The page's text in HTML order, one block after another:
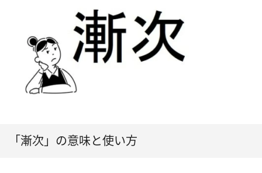
「漸次」の意味と使い方